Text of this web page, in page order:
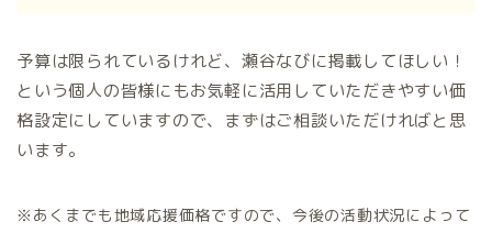
予算は限られているけれど、瀬谷なびに掲載してほしい！
という個人の皆様にもお気軽に活用していただきやすい価
格設定にしていますので、まずはご相談いただければと思
います。
※あくまでも地域応援価格ですので、今後の活動状況によって